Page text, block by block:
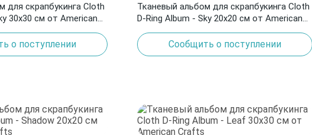
для скрапбукинга Cloth
30х30 см от American
о поступлении
Тканевый альбом для скрапбукинга Cloth
D-Ring Album - Sky 20х20 см от American
Crafts
Сообщить о поступлении